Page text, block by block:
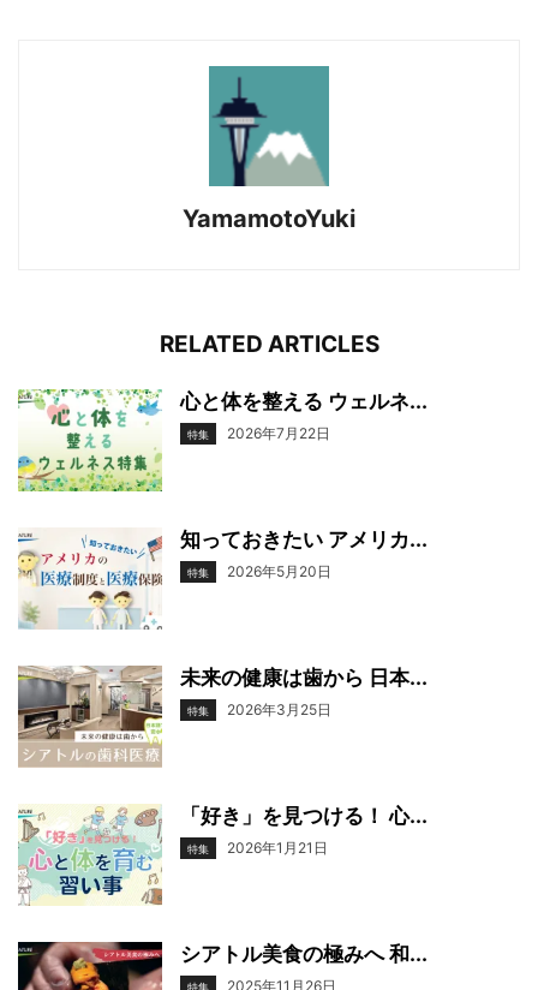
YamamotoYuki
RELATED ARTICLES
心と体を整える ウェルネ...
特集 2026年7月22日
知っておきたい アメリカ...
特集 2026年5月20日
未来の健康は歯から 日本...
特集 2026年3月25日
「好き」を見つける！ 心...
特集 2026年1月21日
シアトル美食の極みへ 和...
特集 2025年11月26日